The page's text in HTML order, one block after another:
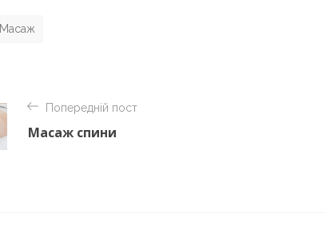
Масаж
Попередній пост
Масаж спини